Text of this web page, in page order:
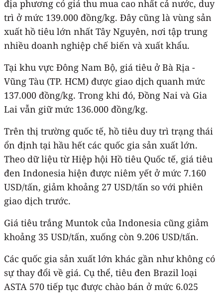
địa phương có giá thu mua cao nhất cả nước, duy
trì ở mức 139.000 đồng/kg. Đây cũng là vùng sản
xuất hồ tiêu lớn nhất Tây Nguyên, nơi tập trung
nhiều doanh nghiệp chế biến và xuất khẩu.
Tại khu vực Đông Nam Bộ, giá tiêu ở Bà Rịa -
Vũng Tàu (TP. HCM) được giao dịch quanh mức
137.000 đồng/kg. Trong khi đó, Đồng Nai và Gia
Lai vẫn giữ mức 136.000 đồng/kg.
Trên thị trường quốc tế, hồ tiêu duy trì trạng thái
ổn định tại hầu hết các quốc gia sản xuất lớn.
Theo dữ liệu từ Hiệp hội Hồ tiêu Quốc tế, giá tiêu
đen Indonesia hiện được niêm yết ở mức 7.160
USD/tấn, giảm khoảng 27 USD/tấn so với phiên
giao dịch trước.
Giá tiêu trắng Muntok của Indonesia cũng giảm
khoảng 35 USD/tấn, xuống còn 9.206 USD/tấn.
Các quốc gia sản xuất lớn khác gần như không có
sự thay đổi về giá. Cụ thể, tiêu đen Brazil loại
ASTA 570 tiếp tục được chào bán ở mức 6.025